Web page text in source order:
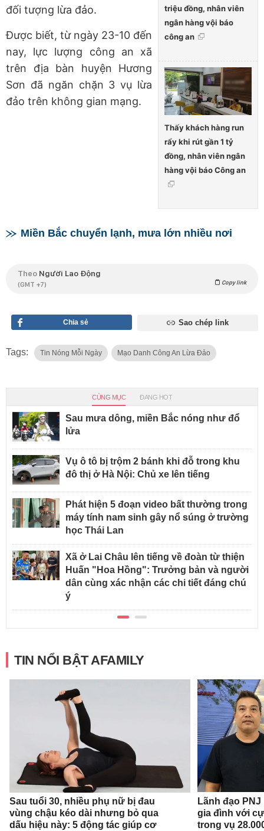
triệu đồng, nhân viên
ngân hàng vội báo
công an
Thấy khách hàng run
rẩy khi rút gần 1 tỷ
đồng, nhân viên ngân
hàng vội báo Công an
đối tượng lừa đảo.
Được biết, từ ngày 23-10 đến
nay, lực lượng công an xã
trên địa bàn huyện Hương
Sơn đã ngăn chặn 3 vụ lừa
đảo trên không gian mạng.
Miền Bắc chuyển lạnh, mưa lớn nhiều nơi
Theo Người Lao Động
(GMT +7) Copy link
Chia sẻ Sao chép link
Tags: Tin Nóng Mỗi Ngày Mạo Danh Công An Lừa Đảo
CÙNG MỤC ĐANG HOT
Sau mưa dông, miền Bắc nóng như đổ
lửa
Vụ ô tô bị trộm 2 bánh khi đỗ trong khu
đô thị ở Hà Nội: Chủ xe lên tiếng
Phát hiện 5 đoạn video bất thường trong
máy tính nam sinh gây nổ súng ở trường
học Thái Lan
Xã ở Lai Châu lên tiếng về đoàn từ thiện
Huấn "Hoa Hồng": Trưởng bản và người
dân cùng xác nhận các chi tiết đáng chú
ý
TIN NỔI BẬT AFAMILY
Sau tuổi 30, nhiều phụ nữ bị đau
vùng chậu kéo dài nhưng bỏ qua
dấu hiệu này: 5 động tác giúp cơ
Lãnh đạo
gia đình với
trong vụ